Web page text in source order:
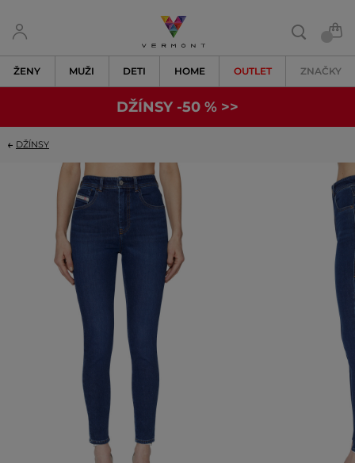
ŽENY MUŽI DETI HOME OUTLET ZNAČKY
DŽÍNSY -50 % >>
DŽÍNSY